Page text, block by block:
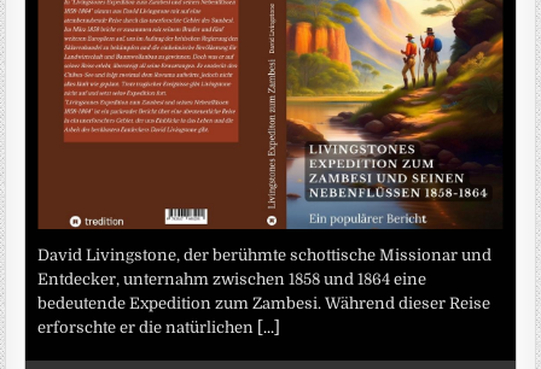
David Livingstone, der berühmte schottische Missionar und
Entdecker, unternahm zwischen 1858 und 1864 eine
bedeutende Expedition zum Zambesi. Während dieser Reise
erforschte er die natürlichen [...]